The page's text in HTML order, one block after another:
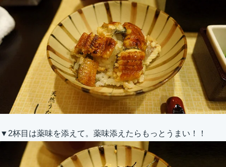
▼2杯目は薬味を添えて。薬味添えたらもっとうまい！！